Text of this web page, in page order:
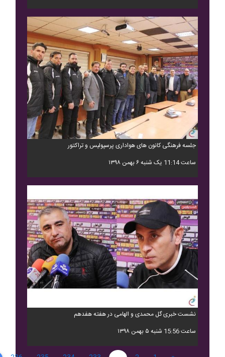
جلسه فرهنگی کانون های هواداری پرسپولیس و تراکتور
ساعت 11:14 یک شنبه ۶ بهمن ۱۳۹۸
نشست خبری گل محمدی و الهامی در هفته هفدهم
ساعت 15:56 شنبه ۵ بهمن ۱۳۹۸